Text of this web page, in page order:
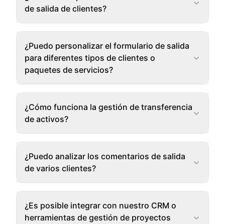
de salida de clientes?
¿Puedo personalizar el formulario de salida
para diferentes tipos de clientes o
paquetes de servicios?
¿Cómo funciona la gestión de transferencia
de activos?
¿Puedo analizar los comentarios de salida
de varios clientes?
¿Es posible integrar con nuestro CRM o
herramientas de gestión de proyectos